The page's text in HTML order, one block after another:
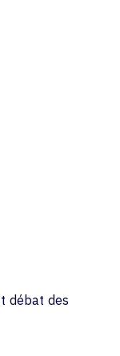
débat des